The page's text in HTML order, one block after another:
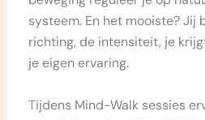
systeem. En het mooiste? Jij
richting, de intensiteit, je
je eigen ervaring.
Tijdens Mind-Walk sessies